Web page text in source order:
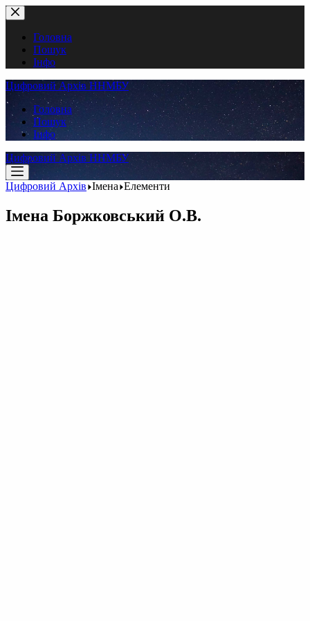
Перейти
до
вмістуГоловна
Пошук
Інфо
Цифровий Архів ННМБУ
Головна
Пошук
Інфо
Цифровий Архів ННМБУ
Цифровий Архів Імена Елементи
Імена Боржковський О.В.